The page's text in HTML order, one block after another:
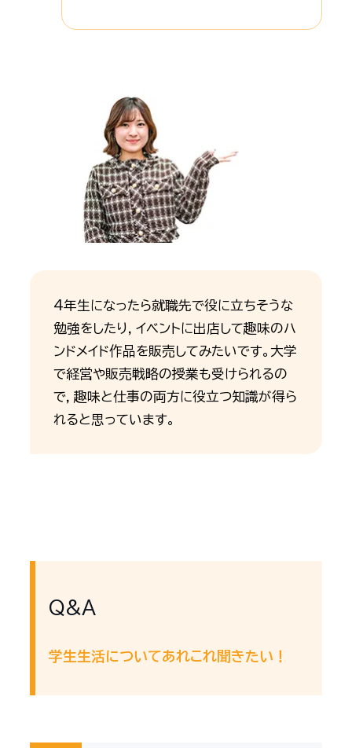
4年生になったら就職先で役に立ちそうな
勉強をしたり，イベントに出店して趣味のハ
ンドメイド作品を販売してみたいです。大学
で経営や販売戦略の授業も受けられるの
で，趣味と仕事の両方に役立つ知識が得ら
れると思っています。
Q&A
学生生活についてあれこれ聞きたい！